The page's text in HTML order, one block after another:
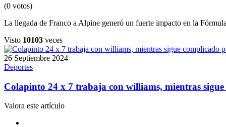
(0 votos)
La llegada de Franco a Alpine generó un fuerte impacto en la
Visto 10103 veces
26 Septiembre 2024
Deportes
Colapinto 24 x 7 trabaja con williams, mientras
Valora este artículo